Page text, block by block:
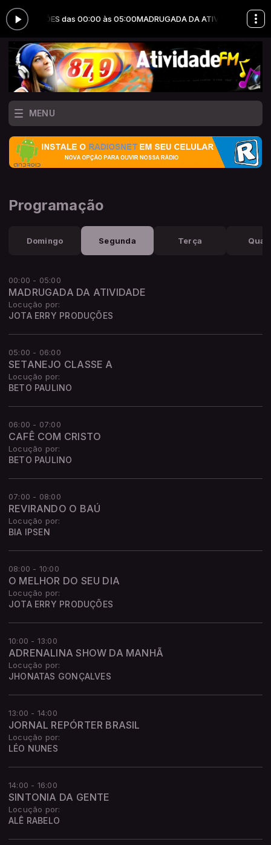
PRODUÇÕES das 00:00 às 05:00MADRUGADA DA ATIVIDADE com
MENU
Programação
Domingo Segunda Terça
00:00 - 05:00
MADRUGADA DA ATIVIDADE
Locução por:
JOTA ERRY PRODUÇÕES
05:00 - 06:00
SETANEJO CLASSE A
Locução por:
BETO PAULINO
06:00 - 07:00
CAFÊ COM CRISTO
Locução por:
BETO PAULINO
07:00 - 08:00
REVIRANDO O BAÚ
Locução por:
BIA IPSEN
08:00 - 10:00
O MELHOR DO SEU DIA
Locução por:
JOTA ERRY PRODUÇÕES
10:00 - 13:00
ADRENALINA SHOW DA MANHÃ
Locução por:
JHONATAS GONÇALVES
13:00 - 14:00
JORNAL REPÓRTER BRASIL
Locução por:
LÉO NUNES
14:00 - 16:00
SINTONIA DA GENTE
Locução por:
ALÊ RABELO